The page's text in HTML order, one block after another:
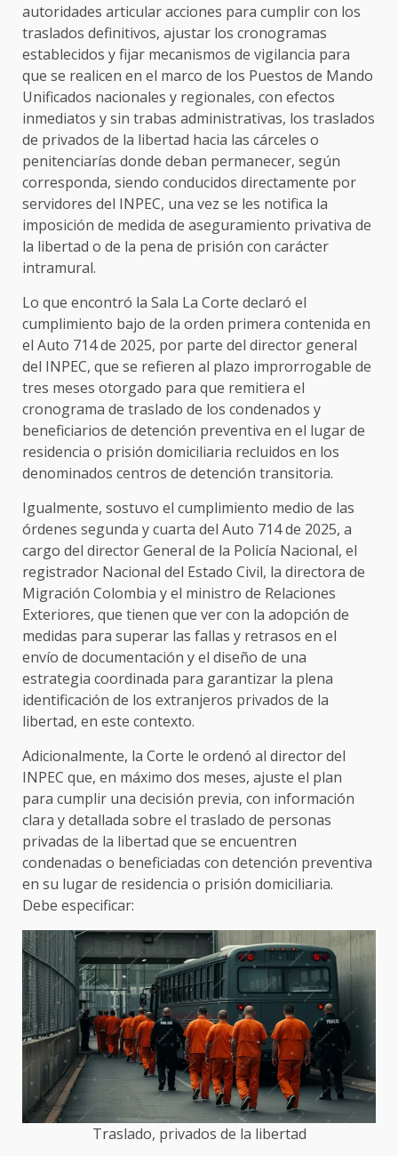
autoridades articular acciones para cumplir con los
traslados definitivos, ajustar los cronogramas
establecidos y fijar mecanismos de vigilancia para
que se realicen en el marco de los Puestos de Mando
Unificados nacionales y regionales, con efectos
inmediatos y sin trabas administrativas, los traslados
de privados de la libertad hacia las cárceles o
penitenciarías donde deban permanecer, según
corresponda, siendo conducidos directamente por
servidores del INPEC, una vez se les notifica la
imposición de medida de aseguramiento privativa de
la libertad o de la pena de prisión con carácter
intramural.
Lo que encontró la Sala La Corte declaró el
cumplimiento bajo de la orden primera contenida en
el Auto 714 de 2025, por parte del director general
del INPEC, que se refieren al plazo improrrogable de
tres meses otorgado para que remitiera el
cronograma de traslado de los condenados y
beneficiarios de detención preventiva en el lugar de
residencia o prisión domiciliaria recluidos en los
denominados centros de detención transitoria.
Igualmente, sostuvo el cumplimiento medio de las
órdenes segunda y cuarta del Auto 714 de 2025, a
cargo del director General de la Policía Nacional, el
registrador Nacional del Estado Civil, la directora de
Migración Colombia y el ministro de Relaciones
Exteriores, que tienen que ver con la adopción de
medidas para superar las fallas y retrasos en el
envío de documentación y el diseño de una
estrategia coordinada para garantizar la plena
identificación de los extranjeros privados de la
libertad, en este contexto.
Adicionalmente, la Corte le ordenó al director del
INPEC que, en máximo dos meses, ajuste el plan
para cumplir una decisión previa, con información
clara y detallada sobre el traslado de personas
privadas de la libertad que se encuentren
condenadas o beneficiadas con detención preventiva
en su lugar de residencia o prisión domiciliaria.
Debe especificar:
Traslado, privados de la libertad